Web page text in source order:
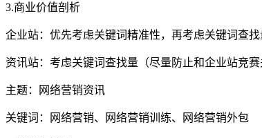
3.商业价值剖析
企业站：优先考虑关键词精准性，再考虑关键词查找
资讯站：考虑关键词查找量（尽量防止和企业站竞赛
主题：网络营销资讯
关键词：网络营销、网络营销训练、网络营销外包